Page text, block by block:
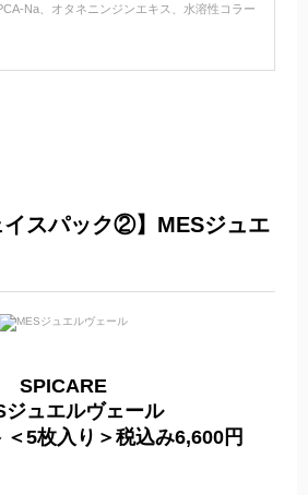
Na、オタネニンジンエキス、水溶性コラー
イスパック②】 MESジュエ
SPICARE
ジュエルヴェール
5枚入り＞税込み6,600円